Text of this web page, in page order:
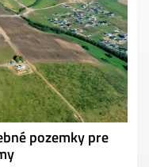
pozemky pre